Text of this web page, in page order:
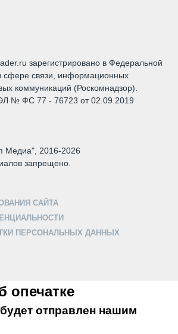
зарегистрировано в Федеральной
сфере связи, информационных
коммуникаций (Роскомнадзор).
№ ФС 77 - 76723 от 02.09.2019
2016-2026
запрещено.
САЙТА
ПЕРСОНАЛЬНЫХ ДАННЫХ
опечатке
отправлен нашим